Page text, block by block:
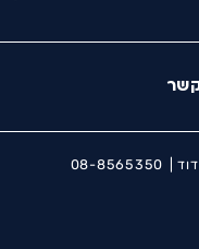
קשר
08-8565350